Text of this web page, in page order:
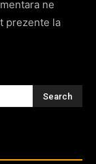
ne
prezente la